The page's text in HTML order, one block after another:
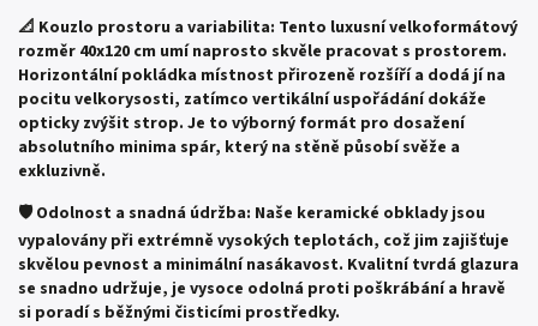
📐 Kouzlo prostoru a variabilita: Tento luxusní velkoformátový
rozměr 40x120 cm umí naprosto skvěle pracovat s prostorem.
Horizontální pokládka místnost přirozeně rozšíří a dodá jí na
pocitu velkorysosti, zatímco vertikální uspořádání dokáže
opticky zvýšit strop. Je to výborný formát pro dosažení
absolutního minima spár, který na stěně působí svěže a
exkluzivně.
🛡️ Odolnost a snadná údržba: Naše keramické obklady jsou
vypalovány při extrémně vysokých teplotách, což jim zajišťuje
skvělou pevnost a minimální nasákavost. Kvalitní tvrdá glazura
se snadno udržuje, je vysoce odolná proti poškrábání a hravě
si poradí s běžnými čisticími prostředky.